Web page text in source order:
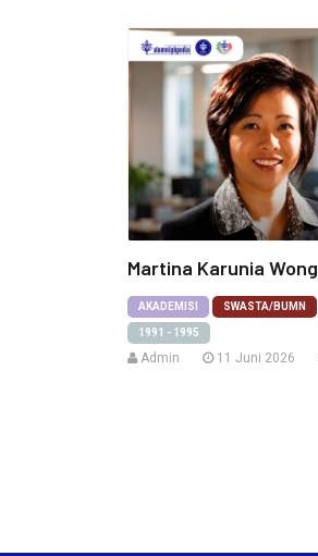
Martina Karunia Wong
AKADEMISI SWASTA/BUMN
1991 - 1995
Admin 11 Juni 2026